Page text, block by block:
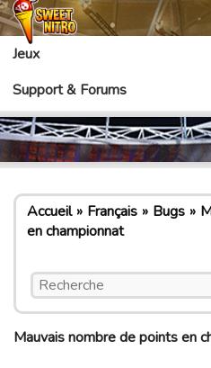
Jeux
Support & Forums
Accueil Français Bugs
en championnat
Mauvais nombre de points en